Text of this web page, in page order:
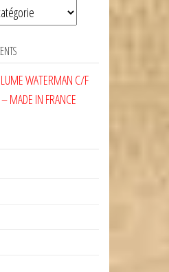
WATERMAN C/F
MADE IN FRANCE